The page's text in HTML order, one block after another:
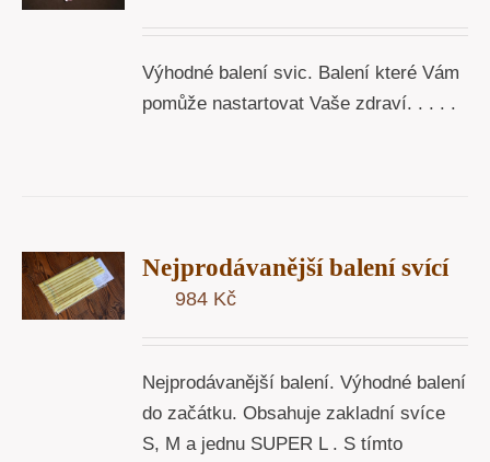
Výhodné balení svic. Balení které Vám
pomůže nastartovat Vaše zdraví. . . . .
Nejprodávanější balení svící
984 Kč
Nejprodávanější balení. Výhodné balení
do začátku. Obsahuje zakladní svíce
S, M a jednu SUPER L . S tímto